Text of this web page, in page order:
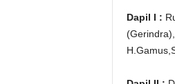
Dapil I :